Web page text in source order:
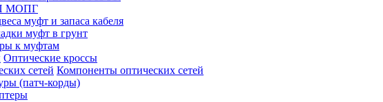
МОПГ
муфт и запаса кабеля
муфт в грунт
к муфтам
Оптические кроссы
Компоненты оптических сетей
(патч-корды)